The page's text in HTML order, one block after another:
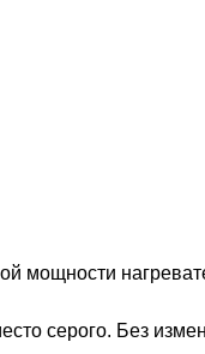
мощности
серого. Без